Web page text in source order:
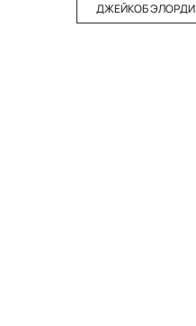
ДЖЕЙКОБ ЭЛОРДИ